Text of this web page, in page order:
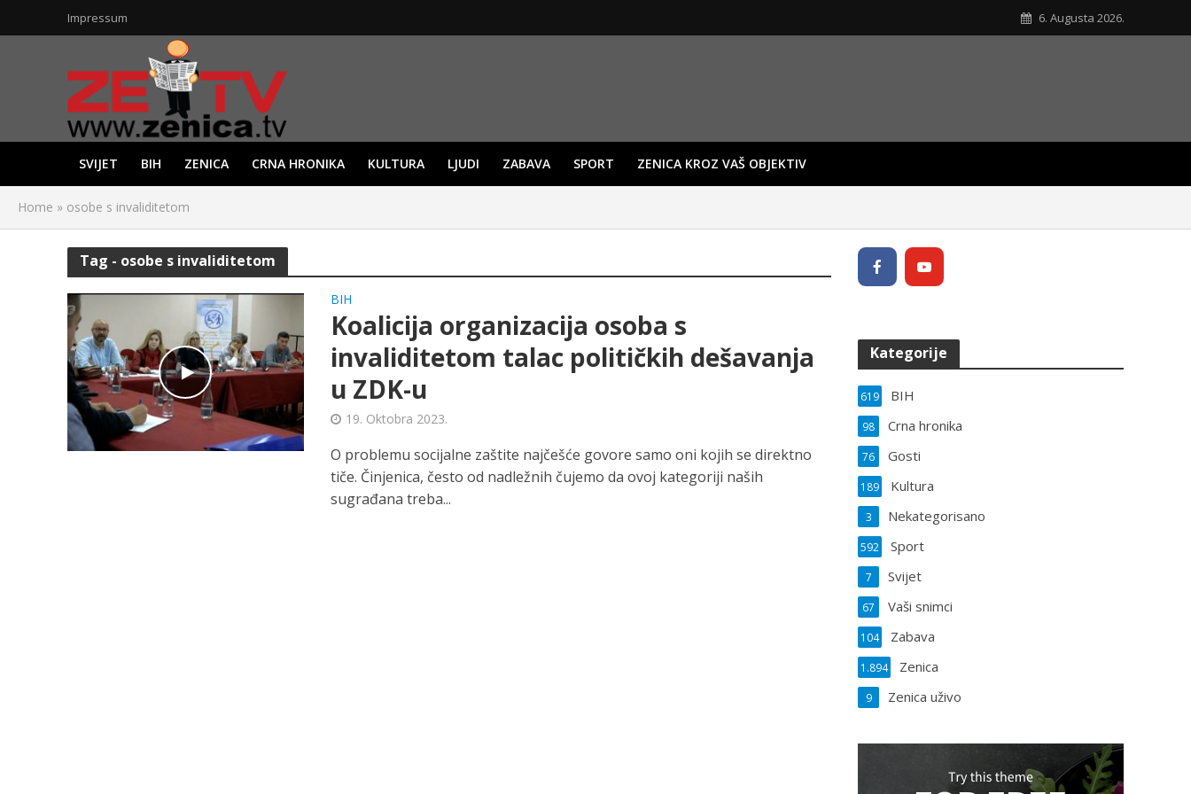
Impressum 6. Augusta 2026.
SVIJET BIH ZENICA CRNA HRONIKA KULTURA LJUDI ZABAVA SPORT ZENICA KROZ VAŠ OBJEKTIV
Home » osobe s invaliditetom
Tag - osobe s invaliditetom
BIH
Koalicija organizacija osoba s
invaliditetom talac političkih dešavanja
u ZDK-u
19. Oktobra 2023.
O problemu socijalne zaštite najčešće govore samo oni kojih se direktno
tiče. Činjenica, često od nadležnih čujemo da ovoj kategoriji naših
sugrađana treba...
Kategorije
BIH
619
Crna hronika
98
Gosti
76
Kultura
189
Nekategorisano
3
Sport
592
Svijet
7
Vaši snimci
67
Zabava
104
Zenica
1.894
Zenica uživo
9